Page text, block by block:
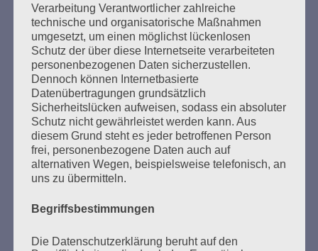
Der 8. Mai ist ein Tag der Hoffnung, ein Tag des
Nachdenkens!
Esther Bejarano - 26. Januar 2020
SUCHEN
Verarbeitung Verantwortlicher zahlreiche
technische und organisatorische Maßnahmen
umgesetzt, um einen möglichst lückenlosen
Schutz der über diese Internetseite verarbeiteten
personenbezogenen Daten sicherzustellen.
Dennoch können Internetbasierte
Datenübertragungen grundsätzlich
Sicherheitslücken aufweisen, sodass ein absoluter
Schutz nicht gewährleistet werden kann. Aus
diesem Grund steht es jeder betroffenen Person
frei, personenbezogene Daten auch auf
alternativen Wegen, beispielsweise telefonisch, an
uns zu übermitteln.
Begriffsbestimmungen
Die Datenschutzerklärung beruht auf den